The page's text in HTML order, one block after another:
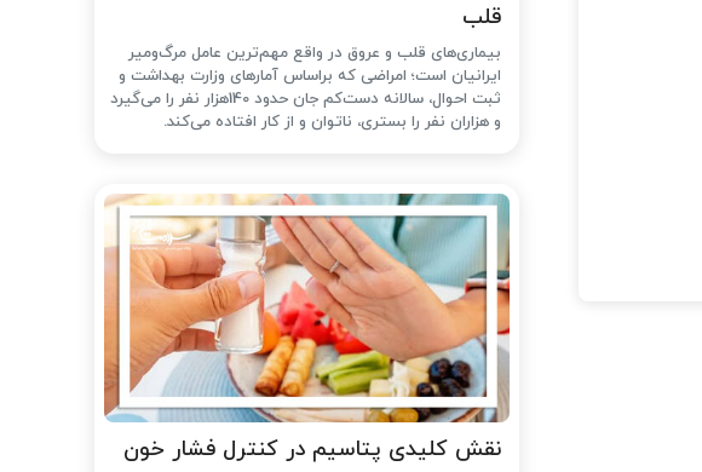
قلب
بیماری‌های قلب و عروق در واقع مهم‌ترین عامل مرگ‌ومیر
ایرانیان است؛ امراضی که براساس آمارهای وزارت بهداشت و
ثبت احوال، سالانه دست‌کم جان حدود 140هزار نفر را می‌گیرد
و هزاران نفر را بستری، ناتوان و از کار افتاده می‌کند.
نقش کلیدی پتاسیم در کنترل فشار خون